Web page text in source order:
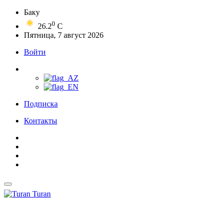
Баку
26.20 C
Пятница, 7 август 2026
Войти
Подписка
Контакты
Turan